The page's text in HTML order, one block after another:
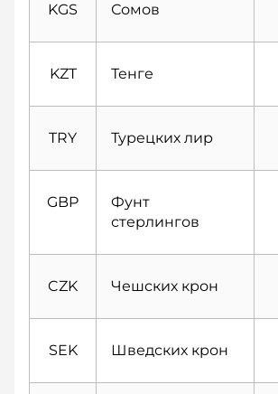
KGS Сомов
KZT Тенге
TRY Турецких лир
GBP
Фунт
стерлингов
CZK Чешских крон
SEK Шведских крон